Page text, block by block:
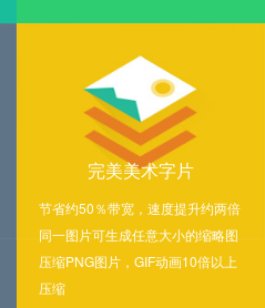
完美美术字片
节省约50％带宽，速度提升约两倍
同一图片可生成任意大小的缩略图
压缩PNG图片，GIF动画10倍以上
压缩